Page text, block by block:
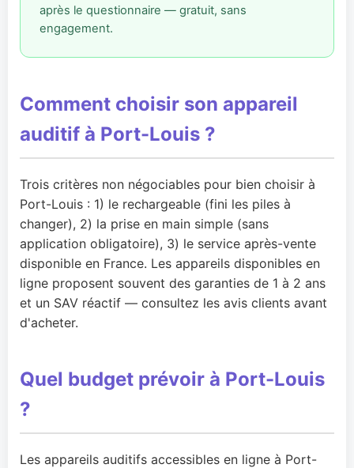
après le questionnaire — gratuit, sans
engagement.
Comment choisir son appareil
auditif à Port-Louis ?
Trois critères non négociables pour bien choisir à
Port-Louis : 1) le rechargeable (fini les piles à
changer), 2) la prise en main simple (sans
application obligatoire), 3) le service après-vente
disponible en France. Les appareils disponibles en
ligne proposent souvent des garanties de 1 à 2 ans
et un SAV réactif — consultez les avis clients avant
d'acheter.
Quel budget prévoir à Port-Louis
?
Les appareils auditifs accessibles en ligne à Port-